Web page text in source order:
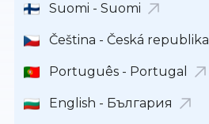
Suomi - Suomi
Čeština - Česká republika
Português - Portugal
English - България